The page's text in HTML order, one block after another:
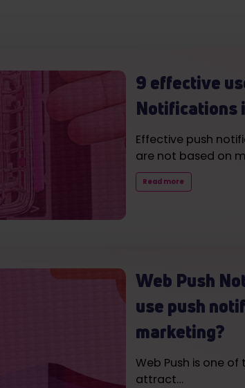
9 effective
Notifications
Effective push
are not based on
Read more
Web Push
use push
marketing?
Web Push is one
attract…